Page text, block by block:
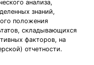
анализа,
знаний,
положения
складывающихся
факторов, на
отчетности.